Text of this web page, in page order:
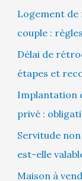
Logement
couple :
Délai de
étapes et
Implantation
privé :
Servitude
est-elle
Maison à